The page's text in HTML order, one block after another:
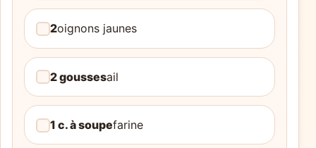
2oignons jaunes
2 goussesail
1 c. à soupefarine